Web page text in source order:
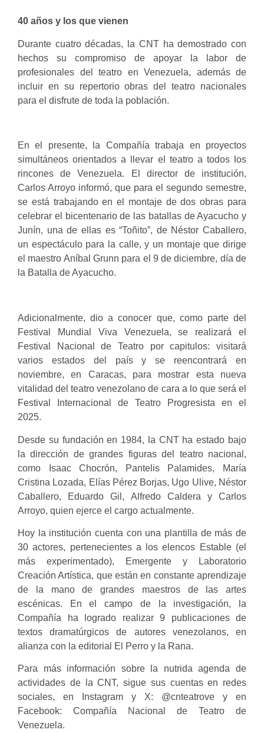
40 años y los que vienen
Durante cuatro décadas, la CNT ha demostrado con
hechos su compromiso de apoyar la labor de
profesionales del teatro en Venezuela, además de
incluir en su repertorio obras del teatro nacionales
para el disfrute de toda la población.
En el presente, la Compañía trabaja en proyectos
simultáneos orientados a llevar el teatro a todos los
rincones de Venezuela. El director de institución,
Carlos Arroyo informó, que para el segundo semestre,
se está trabajando en el montaje de dos obras para
celebrar el bicentenario de las batallas de Ayacucho y
Junín, una de ellas es “Toñito”, de Néstor Caballero,
un espectáculo para la calle, y un montaje que dirige
el maestro Aníbal Grunn para el 9 de diciembre, día de
la Batalla de Ayacucho.
Adicionalmente, dio a conocer que, como parte del
Festival Mundial Viva Venezuela, se realizará el
Festival Nacional de Teatro por capitulos: visitará
varios estados del país y se reencontrará en
noviembre, en Caracas, para mostrar esta nueva
vitalidad del teatro venezolano de cara a lo que será el
Festival Internacional de Teatro Progresista en el
2025.
Desde su fundación en 1984, la CNT ha estado bajo
la dirección de grandes figuras del teatro nacional,
como Isaac Chocrón, Pantelis Palamides, María
Cristina Lozada, Elías Pérez Borjas, Ugo Ulive, Néstor
Caballero, Eduardo Gil, Alfredo Caldera y Carlos
Arroyo, quien ejerce el cargo actualmente.
Hoy la institución cuenta con una plantilla de más de
30 actores, pertenecientes a los elencos Estable (el
más experimentado), Emergente y Laboratorio
Creación Artística, que están en constante aprendizaje
de la mano de grandes maestros de las artes
escénicas. En el campo de la investigación, la
Compañía ha logrado realizar 9 publicaciones de
textos dramatúrgicos de autores venezolanos, en
alianza con la editorial El Perro y la Rana.
Para más información sobre la nutrida agenda de
actividades de la CNT, sigue sus cuentas en redes
sociales, en Instagram y X: @cnteatrove y en
Facebook: Compañía Nacional de Teatro de
Venezuela.